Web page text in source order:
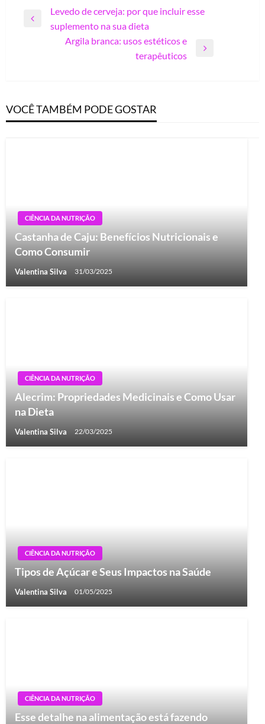
Navegação
Previous
Levedo de cerveja: por que incluir esse
suplemento na sua dieta
Argila branca: usos estéticos e
terapêuticos
VOCÊ TAMBÉM PODE GOSTAR
CIÊNCIA DA NUTRIÇÃO
Castanha de Caju: Benefícios Nutricionais e
Como Consumir
Valentina Silva 31/03/2025
CIÊNCIA DA NUTRIÇÃO
Alecrim: Propriedades Medicinais e Como Usar
na Dieta
Valentina Silva 22/03/2025
CIÊNCIA DA NUTRIÇÃO
Tipos de Açúcar e Seus Impactos na Saúde
Valentina Silva 01/05/2025
CIÊNCIA DA NUTRIÇÃO
Esse detalhe na alimentação está fazendo